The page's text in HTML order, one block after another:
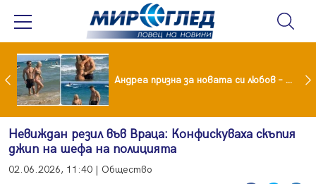
Драма вместо щастие: Звезда от "Татковци" е в болница с високорискова бременност Андреа призна за новата си любов – руснакът Игор
Невиждан резил във Враца: Конфискуваха скъпия
джип на шефа на полицията
02.06.2026, 11:40 | Общество